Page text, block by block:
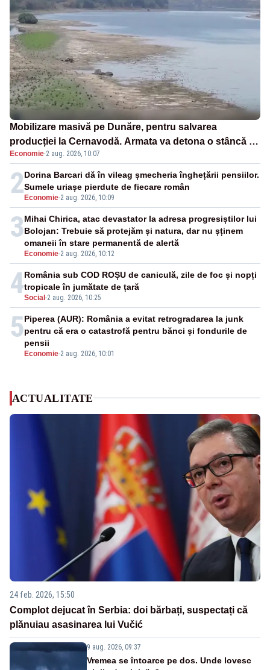
Mobilizare masivă pe Dunăre, pentru salvarea
producției la Cernavodă. Armata va detona o stâncă și
va devia apa fluviului - IMAGINI AERIENE
Economie·2 aug. 2026, 10:07
2 Economie-2 aug. 2026, 10:09
Dorina Barcari dă în vileag șmecheria înghețării pensiilor.
Sumele uriașe pierdute de fiecare român
3
Economie-2 aug. 2026, 10:12
Mihai Chirica, atac devastator la adresa progresiștilor lui
Bolojan: Trebuie să protejăm și natura, dar nu șținem
omaneii în stare permanentă de alertă
4Social -2 aug. 2026, 10:25
România sub COD ROȘU de caniculă, zile de foc și nopți
tropicale în jumătate de țară
5
Economie-2 aug. 2026, 10:01
Piperea (AUR): România a evitat retrogradarea la junk
pentru că era o catastrofă pentru bănci și fondurile de
pensii
ACTUALITATE
24 feb. 2026, 15:50
Complot dejucat în Serbia: doi bărbați, suspectați că
plănuiau asasinarea lui Vučić
9 aug. 2026, 09:37
Vremea se întoarce pe dos. Unde lovesc